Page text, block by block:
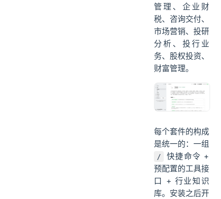
管理、企业财
税、咨询交付、
市场营销、投研
分析、投行业
务、股权投资、
财富管理。
每个套件的构成
是统一的：一组
/
快捷命令 +
预配置的工具接
口 + 行业知识
库。安装之后开